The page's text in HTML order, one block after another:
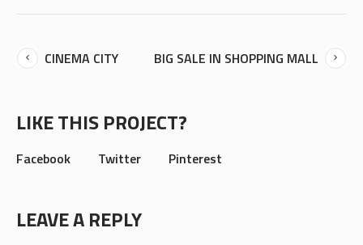
CINEMA CITY BIG SALE IN SHOPPING MALL
LIKE THIS PROJECT?
Facebook Twitter Pinterest
LEAVE A REPLY